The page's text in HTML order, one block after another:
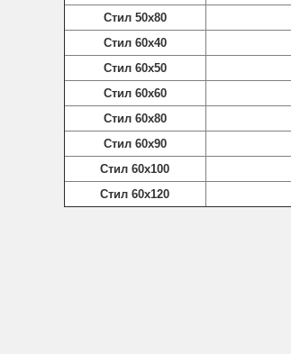
Стил 50х80
Стил 60х40
Стил 60х50
Стил 60х60
Стил 60х80
Стил 60х90
Стил 60х100
Стил 60х120